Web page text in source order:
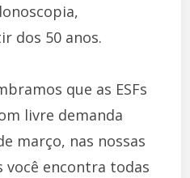
dos 50 anos.
que as ESFs
livre demanda
março, nas nossas
encontra todas